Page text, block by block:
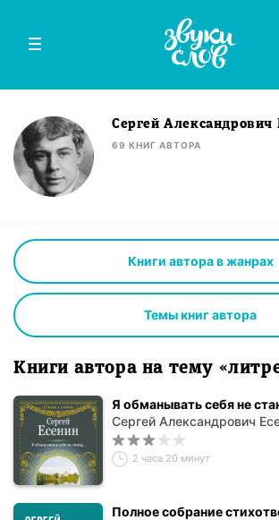
Сергей Александрович
69 КНИГ АВТОРА
Книги автора в жанрах
Темы книг автора
Книги автора на тему
Я обманывать себя не
Сергей Александрович
2 часа 20 минут
Полное собрание